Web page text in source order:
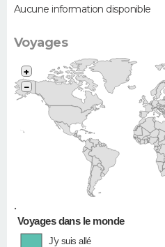
Aucune information disponible
Voyages
•
+
−
Voyages dans le monde
J'y suis allé